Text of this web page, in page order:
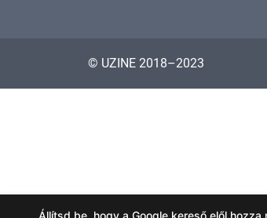
© UZINE 2018–2023
Állítsd be, hogy a Google kereső elől